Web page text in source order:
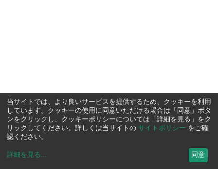
当サイトでは、より良いサービスを提供するため、クッキーを利用
しています。クッキーの使用に同意いただける場合は「同意」ボタ
ンをクリックし、クッキーポリシーについては「詳細を見る」をク
リックしてください。詳しくは当サイトの サイトポリシー をご確
認ください。
詳細を見る ... 同意